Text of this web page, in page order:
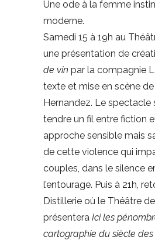
Une ode à la femme
moderne.
Samedi 15 à 19h au
une présentation de
de vin par la compagnie
texte et mise en scène de
Hernandez. Le spectacle
tendre un fil entre fiction
approche sensible mais
de cette violence qui
couples, dans le silence
l’entourage. Puis à 21h,
Distillerie où le Théâtre
présentera Ici les
cartographie du siècle